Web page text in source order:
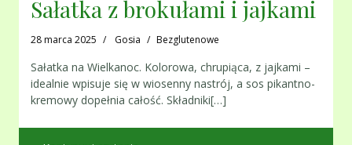
Sałatka z brokułami i jajkami
28 marca 2025 Gosia Bezglutenowe
Sałatka na Wielkanoc. Kolorowa, chrupiąca, z jajkami –
idealnie wpisuje się w wiosenny nastrój, a sos pikantno-
kremowy dopełnia całość. Składniki[…]